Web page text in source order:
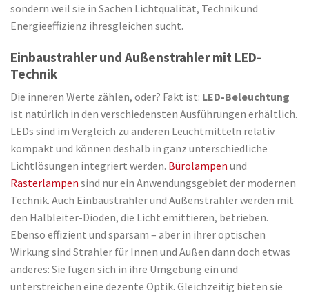
sondern weil sie in Sachen Lichtqualität, Technik und
Energieeffizienz ihresgleichen sucht.
Einbaustrahler und Außenstrahler mit LED-
Technik
Die inneren Werte zählen, oder? Fakt ist: LED-Beleuchtung
ist natürlich in den verschiedensten Ausführungen erhältlich.
LEDs sind im Vergleich zu anderen Leuchtmitteln relativ
kompakt und können deshalb in ganz unterschiedliche
Lichtlösungen integriert werden. Bürolampen und
Rasterlampen sind nur ein Anwendungsgebiet der modernen
Technik. Auch Einbaustrahler und Außenstrahler werden mit
den Halbleiter-Dioden, die Licht emittieren, betrieben.
Ebenso effizient und sparsam – aber in ihrer optischen
Wirkung sind Strahler für Innen und Außen dann doch etwas
anderes: Sie fügen sich in ihre Umgebung ein und
unterstreichen eine dezente Optik. Gleichzeitig bieten sie